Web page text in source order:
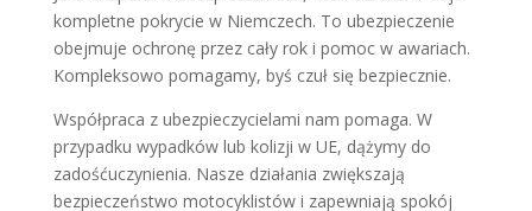
kompletne pokrycie w Niemczech. To ubezpieczenie
obejmuje ochronę przez cały rok i pomoc w awariach.
Kompleksowo pomagamy, byś czuł się bezpiecznie.
Współpraca z ubezpieczycielami nam pomaga. W
przypadku wypadków lub kolizji w UE, dążymy do
zadośćuczynienia. Nasze działania zwiększają
bezpieczeństwo motocyklistów i zapewniają spokój